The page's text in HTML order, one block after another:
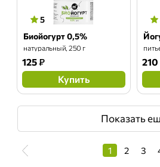
5
Биойогурт 0,5%
натуральный, 250 г
125₽
Купить
210
Показать
1 2 3